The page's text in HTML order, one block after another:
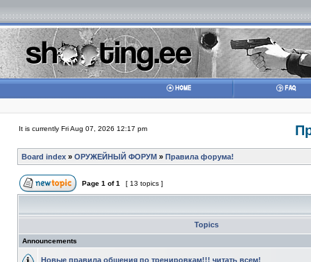
It is currently Fri Aug 07, 2026 12:17 pm
Board index » ОРУЖЕЙНЫЙ ФОРУМ » Правила форума!
Page 1 of1 [ 13 topics ]
Topics
Announcements
Новые правила общения по тренировкам!!! читать всем!